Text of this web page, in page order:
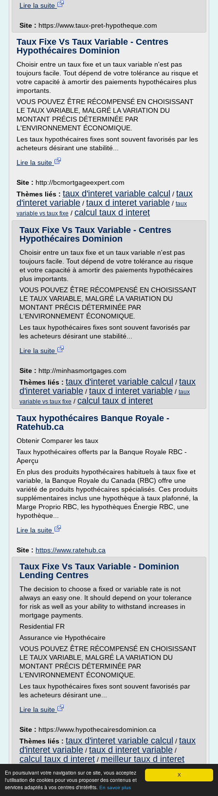
X
En poursuivant votre navigation sur ce site, vous acceptez
l'utilisation de cookies pour vous proposer des contenus et
services adaptés à vos centres d'intérêts. En savoir plus
Lire la suite
Site : https://www.taux-pret-hypotheque.com
Taux Fixe Vs Taux Variable - Centres
Hypothécaires Dominion
Choisir entre un taux fixe et un taux variable n'est pas
toujours facile. Tout dépend de votre tolérance au risque et
votre capacité à amortir des paiements hypothécaires plus
importants.
VOUS POUVEZ ÊTRE RÉCOMPENSÉ EN CHOISISSANT
LE TAUX VARIABLE, MALGRÉ LA VARIATION DU
MONTANT PRÉCIS DÉTERMINÉE PAR
L'ENVIRONNEMENT ÉCONOMIQUE.
Les taux hypothécaires fixes sont souvent favorisés par les
acheteurs désirant une stabilité...
Lire la suite
Site : http://bcmortgageexpert.com
Thèmes liés : taux d'interet variable calcul / taux
d'interet variable / taux d interet variable / taux
variable vs taux fixe / calcul taux d interet
Taux Fixe Vs Taux Variable - Centres
Hypothécaires Dominion
Choisir entre un taux fixe et un taux variable n'est pas
toujours facile. Tout dépend de votre tolérance au risque
et votre capacité à amortir des paiements hypothécaires
plus importants.
VOUS POUVEZ ÊTRE RÉCOMPENSÉ EN CHOISISSANT
LE TAUX VARIABLE, MALGRÉ LA VARIATION DU
MONTANT PRÉCIS DÉTERMINÉE PAR
L'ENVIRONNEMENT ÉCONOMIQUE.
Les taux hypothécaires fixes sont souvent favorisés par
les acheteurs désirant une stabilité...
Lire la suite
Site : http://minhasmortgages.com
Thèmes liés : taux d'interet variable calcul / taux
d'interet variable / taux d interet variable / taux
variable vs taux fixe / calcul taux d interet
Taux hypothécaires Banque Royale -
Ratehub.ca
Obtenir Comparer les taux
Taux hypothécaires offerts par la Banque Royale RBC -
Aperçu
En plus des produits hypothécaires habituels à taux fixe et
variable, la Banque Royale du Canada (RBC) offre une
variété de produits hypothécaires spécialisés. Ces produits
supplémentaires inclus une hypothèque à taux plafonné, la
Marge Proprio RBC, les hypothèques Énergie RBC, une
hypothèque...
Lire la suite
Site : https://www.ratehub.ca
Taux Fixe Vs Taux Variable - Dominion
Lending Centres
The decision to choose a fixed or variable rate is not
always an easy one. It should depend on your tolerance
for risk as well as your ability to withstand increases in
mortgage payments.
Residential FR
Assurance vie Hypothécaire
VOUS POUVEZ ÊTRE RÉCOMPENSÉ EN CHOISISSANT
LE TAUX VARIABLE, MALGRÉ LA VARIATION DU
MONTANT PRÉCIS DÉTERMINÉE PAR
L'ENVIRONNEMENT ÉCONOMIQUE.
Les taux hypothécaires fixes sont souvent favorisés par
les acheteurs désirant une...
Lire la suite
Site : https://www.hypothecairesdominion.ca
Thèmes liés : taux d'interet variable calcul / taux
d'interet variable / taux d interet variable /
calcul taux d interet / meilleur taux d interet
Quel pointage de crédit pour un prêt
hypothécaire? - Cote ...